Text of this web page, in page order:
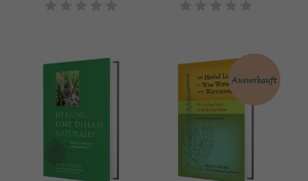
Ausverkauft